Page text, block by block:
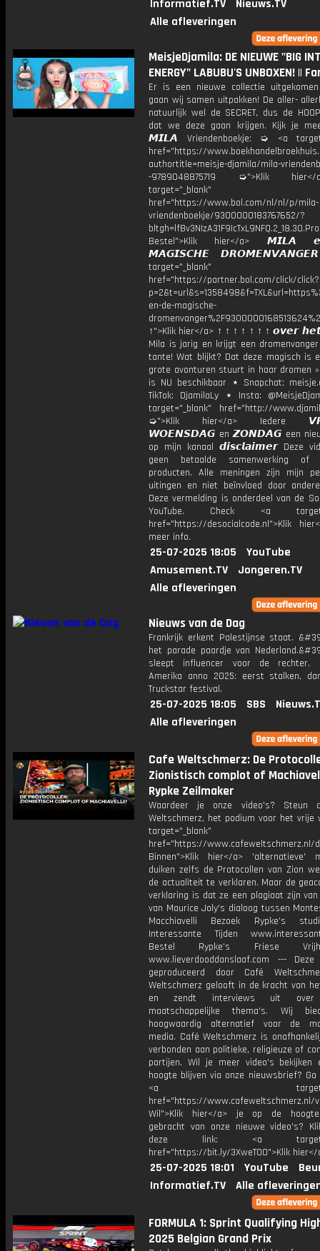
Informatief.TV
Nieuws.TV
Alle afleveringen
MeisjeDjamila: DE NIEUWE "BIG
ENERGY" LABUBU'S UNBOXEN! ||
Er is een nieuwe collectie
gaan wij samen uitpakken! De aller-
natuurlijk wel de SECRET, dus de
dat we deze gaan krijgen. Kijk je
𝙈𝙄𝙇𝘼 Vriendenboekje: ➭ <a
href="https://
authortitle=meisje-djamila/mila-
-9789048875719 ➭">Klik
target="_blank"
href="https://www.bol.com/nl/nl/p/mila-
vriendenboekje/9300000183767652/?
Bestel">Klik hier</a>
𝙈𝘼𝙂𝙄𝙎𝘾𝙃𝙀
target="_blank"
href="https://partner.bol.com/click/click?
en-de-magische-
↑">Klik hier</a> ↑ ↑ ↑ ↑ ↑ ↑ ↑ 𝙤𝙫𝙚𝙧
Mila is jarig en krijgt een
tante! Wat blijkt? Dat deze magisch is
grote avonturen stuurt in haar dromen
is NU beschikbaar ⋆ Snapchat:
TikTok: DjamilaLy ⋆ Insta:
target="_blank" href="http://
➭">Klik hier</a> Iedere
𝙒𝙊𝙀𝙉𝙎𝘿𝘼𝙂 en 𝙕𝙊𝙉𝘿𝘼𝙂 een
op mijn kanaal 𝙙𝙞𝙨𝙘𝙡𝙖𝙞𝙢𝙚𝙧 Deze
geen betaalde samenwerking of
producten. Alle meningen zijn mijn
uitingen en niet beïnvloed door
Deze vermelding is onderdeel van de
YouTube. Check <a
href="https://desocialcode.nl">Klik
meer info.
25-07-2025 18:05
YouTube
Amusement.TV
Jongeren.TV
Alle afleveringen
Nieuws van de Dag
Frankrijk erkent Palestijnse staat.
het parade paardje van
sleept influencer voor de rechter.
Amerika anno 2025: eerst stalken,
Truckstar festival.
25-07-2025 18:05 SBS
Alle afleveringen
Cafe Weltschmerz: De
Zionistisch complot of
Rypke Zeilmaker
Waardeer je onze video's? Steun
Weltschmerz, het podium voor het vrije
target="_blank"
href="https://www.cafeweltschmerz.nl/
Binnen">Klik hier</a> 'alternatieve'
duiken zelfs de Protocollen van Zion
de actualiteit te verklaren. Maar de
verklaring is dat ze een plagiaat zijn
van Maurice Joly's dialoog tussen
Macchiavelli Bezoek Rypke's
Interessante Tijden
Bestel Rypke's Friese
www.lieverdooddanslaaf.com ---
geproduceerd door Café
Weltschmerz gelooft in de kracht van
en zendt interviews uit over
maatschappelijke thema's. Wij
hoogwaardig alternatief voor de
media. Café Weltschmerz is
verbonden aan politieke, religieuze of
partijen. Wil je meer video's bekijken
hoogte blijven via onze nieuwsbrief? Ga
<a
href="https://www.cafeweltschmerz.nl/
Wil">Klik hier</a> je op de
gebracht van onze nieuwe video's?
deze link: <a
href="https://bit.ly/3XweTO0">Klik hier</
25-07-2025 18:01 YouTube
Informatief.TV
Alle
FORMULA 1: Sprint Qualifying
2025 Belgian Grand Prix